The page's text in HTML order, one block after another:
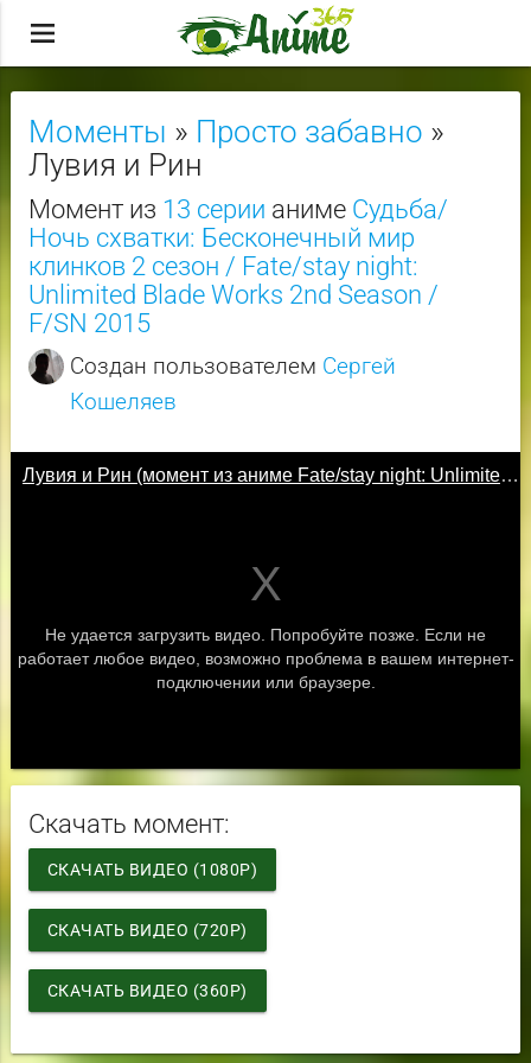
menu
Моменты » Просто забавно »
Лувия и Рин
Момент из 13 серии аниме Судьба/
Ночь схватки: Бесконечный мир
клинков 2 сезон / Fate/stay night:
Unlimited Blade Works 2nd Season /
F/SN 2015
Создан пользователем Сергей
Кошеляев
Скачать момент:
СКАЧАТЬ ВИДЕО (1080P)
СКАЧАТЬ ВИДЕО (720P)
СКАЧАТЬ ВИДЕО (360P)